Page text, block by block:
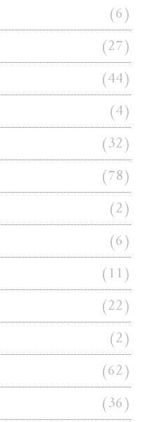
(6)
(27)
(44)
(4)
(32)
(78)
(2)
(6)
(11)
(22)
(2)
(62)
(36)